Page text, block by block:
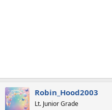
Robin_Hood2003
Lt. Junior Grade